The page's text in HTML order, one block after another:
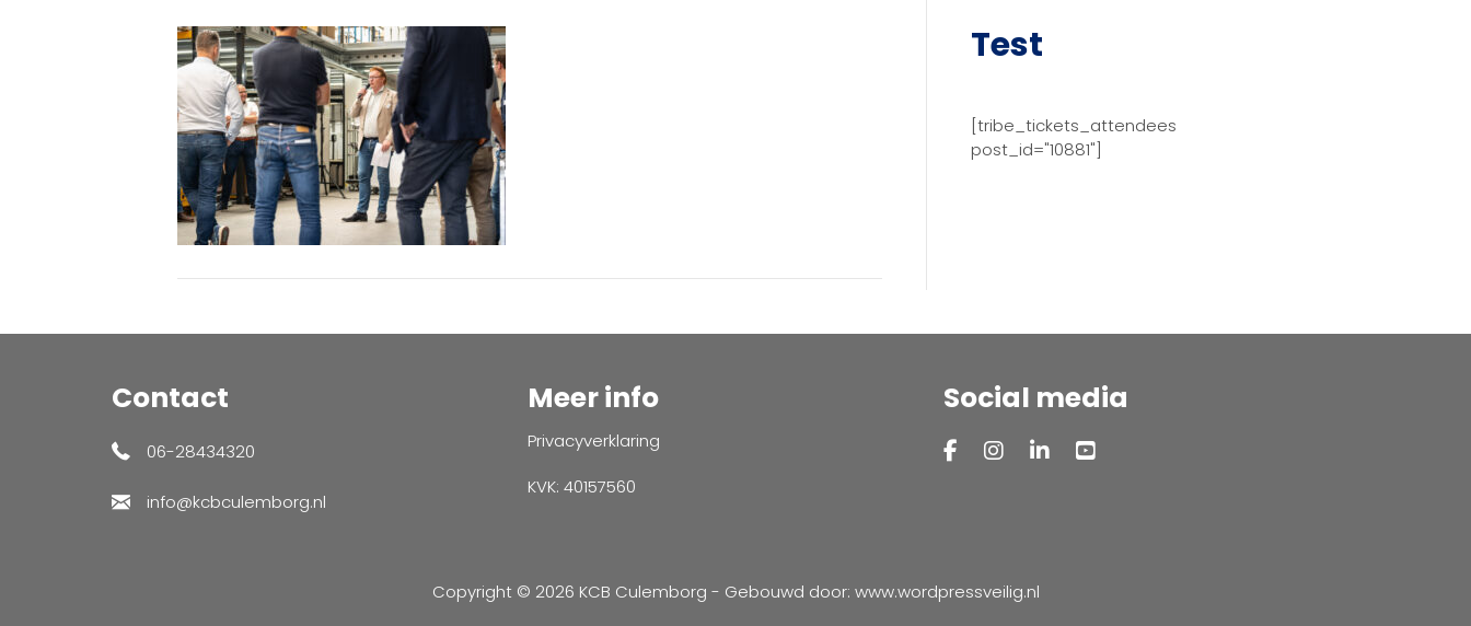
Test
[tribe_tickets_attendees
post_id="10881"]
Contact
06-28434320
info@kcbculemborg.nl
Meer info
Privacyverklaring
KVK: 40157560
Social media
Copyright © 2026 KCB Culemborg - Gebouwd door: www.wordpressveilig.nl